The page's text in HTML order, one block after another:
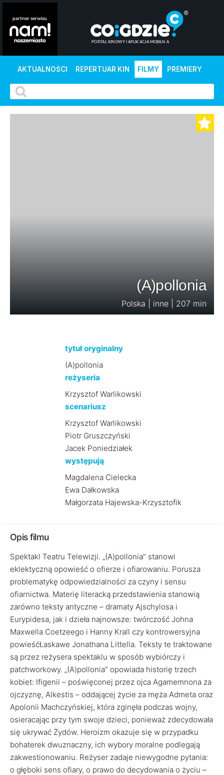
AKTUALNOŚCI REPERTUAR KIN FILMY PREMIERY
(A)pollonia
Polska | inne | 207 min
tytuł oryginalny
(A)pollonia
reżyseria
Krzysztof Warlikowski
scenariusz
Krzysztof Warlikowski
Piotr Gruszczyński
Jacek Poniedziałek
występują
Magdalena Cielecka
Ewa Dałkowska
Małgorzata Hajewska-Krzysztofik
Opis filmu
Spektakl Teatru Telewizji. „(A)pollonia" stanowi
eklektyczną opowieść o ofierze i ofiarowaniu. Porusza
problematykę odpowiedzialności za czyny i sensu
ofiarnictwa. Materię literacką przedstawienia stanowią
zarówno teksty antyczne – dramaty Ajschylosa i
Eurypidesa, jak i dzieła najnowsze: twórczość Johna
Maxwella Coetzeego i Hanny Krall czy kontrowersyjna
powieśćŁaskawe Jonathana Littella. Teksty te traktowane
są przez reżysera spektaklu w sposób wybiórczy i
patchworkowy. „(A)pollonia" opowiada historię trzech
kobiet: Ifigenii – poświęconej przez ojca Agamemnona za
ojczyznę, Alkestis – oddającej życie za męża Admeta oraz
Apolonii Machczyńskiej, która zginęła podczas wojny,
osieracając przy tym swoje dzieci, ponieważ zdecydowała
się ukrywać Żydów. Heroizm okazuje się w przypadku
bohaterek dwuznaczny, ich wybory moralne podlegają
zakwestionowaniu. Reżyser zadaje niewygodne pytania:
o głęboki sens ofiary, o prawo do decydowania o życiu –